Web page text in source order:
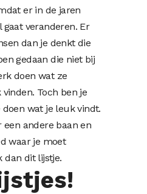
er in de jaren
gaat veranderen. Er
dan je denkt die
gedaan die niet bij
doen wat ze
Toch ben je
wat je leuk vindt.
een andere baan en
waar je moet
dan dit lijstje.